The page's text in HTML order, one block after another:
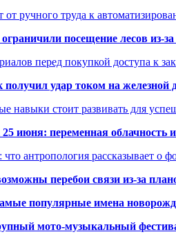
от ручного труда к
посещение лесов из-
перед покупкой доступа к
удар током на железной
навыки стоит развивать для
июня: переменная облачность
антропология рассказывает о
перебои связи из-за
популярные имена
мото-музыкальный